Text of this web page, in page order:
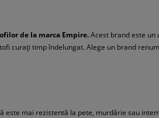
de la marca Empire.Acest brand este un
curați timp îndelungat. Alege un brand
mai rezistentă la pete, murdărie sau